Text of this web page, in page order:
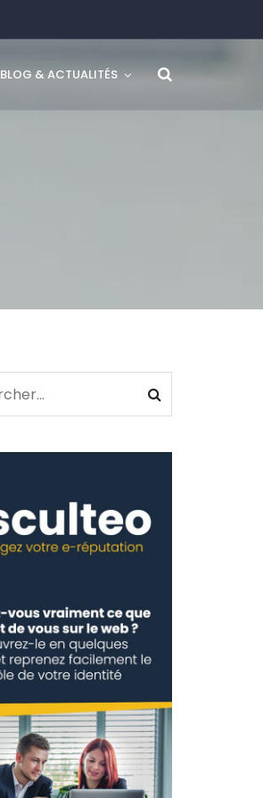
BLOG & ACTUALITÉS